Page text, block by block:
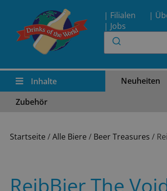
| Filialen |
| Jobs
Inhalte Neuheiten
Zubehör
Startseite /Alle Biere / Beer Treasures /
ReibBier The